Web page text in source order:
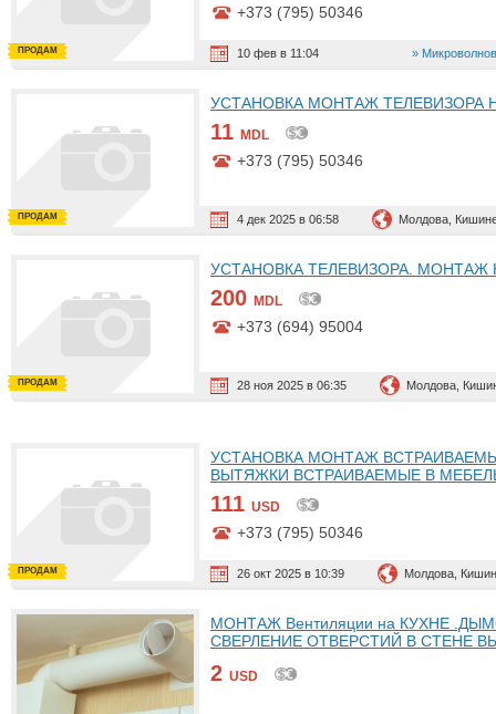
+373 (795) 50346
10 фев в 11:04
ПРОДАМ
УСТАНОВКА МОНТАЖ ТЕЛЕВИЗОРА
11 MDL
+373 (795) 50346
4 дек 2025 в 06:58 Молдова,
ПРОДАМ
УСТАНОВКА ТЕЛЕВИЗОРА. МОНТАЖ
200 MDL
+373 (694) 95004
28 ноя 2025 в 06:35 Молдова,
ПРОДАМ
УСТАНОВКА МОНТАЖ
ВЫТЯЖКИ ВСТРАИВАЕМЫЕ В
111 USD
+373 (795) 50346
26 окт 2025 в 10:39 Молдова,
ПРОДАМ
МОНТАЖ Вентиляции на КУХНЕ
СВЕРЛЕНИЕ ОТВЕРСТИЙ В СТЕНЕ
2 USD